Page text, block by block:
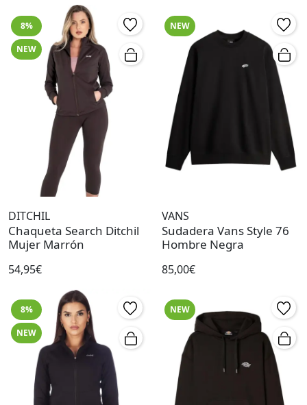
8%
NEW
DITCHIL
Chaqueta Search Ditchil
Mujer Marrón
54,95€
NEW
VANS
Sudadera Vans Style 76
Hombre Negra
85,00€
8%
NEW
NEW